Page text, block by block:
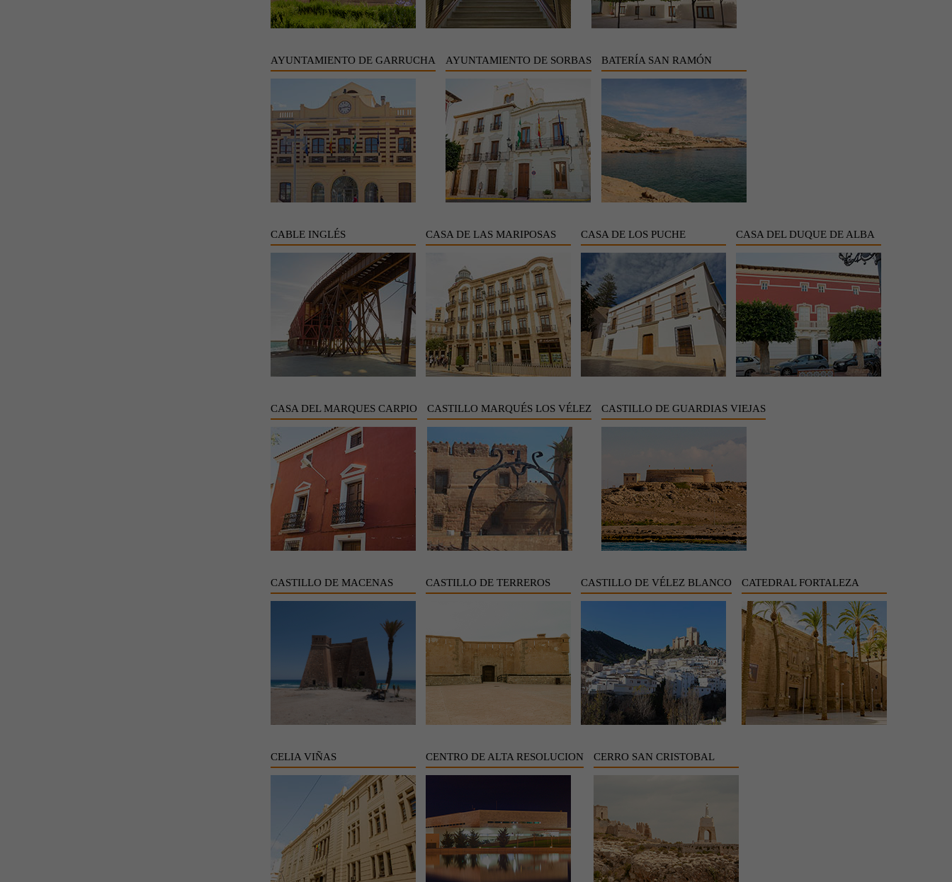
AYUNTAMIENTO DE GARRUCHA AYUNTAMIENTO DE SORBAS BATERÍA SAN RAMÓN
CABLE INGLÉS CASA DE LAS MARIPOSAS CASA DE LOS PUCHE CASA DEL DUQUE DE ALBA
CASA DEL MARQUES CARPIO CASTILLO MARQUÉS LOS VÉLEZ CASTILLO DE GUARDIAS VIEJAS
CASTILLO DE MACENAS CASTILLO DE TERREROS CASTILLO DE VÉLEZ BLANCO CATEDRAL FORTALEZA
CELIA VIÑAS CENTRO DE ALTA RESOLUCION CERRO SAN CRISTOBAL